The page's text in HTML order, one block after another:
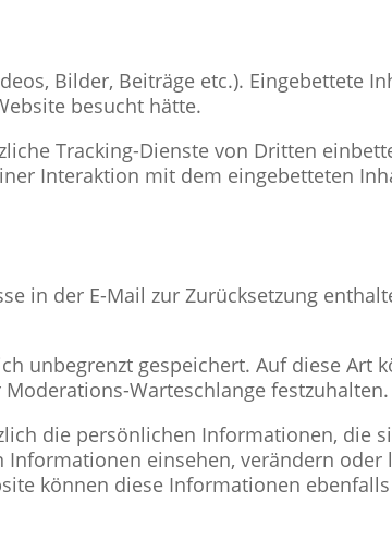
Bilder, Beiträge etc.). Eingebettete
besucht hätte.
Tracking-Dienste von Dritten
Interaktion mit dem eingebetteten
in der E-Mail zur Zurücksetzung
unbegrenzt gespeichert. Auf diese Art
Warteschlange festzuhalten.
die persönlichen Informationen, die
einsehen, verändern oder
können diese Informationen